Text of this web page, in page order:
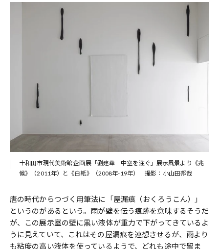
十和田市現代美術館 企画展「劉建華 中空を注ぐ」展示風景より《兆
候》（2011年）と《白紙》（2008年-19年） 撮影：小山田邦哉
唐の時代からつづく用筆法に「屋漏痕（おくろうこん）」
というのがあるという。雨が壁を伝う痕跡を意味するそうだ
が、この展示室の壁に黒い液体が重力で下がってきているよ
うに見えていて、これはその屋漏痕を連想させるが、雨より
も粘度の高い液体を使っているようで、どれも途中で留ま